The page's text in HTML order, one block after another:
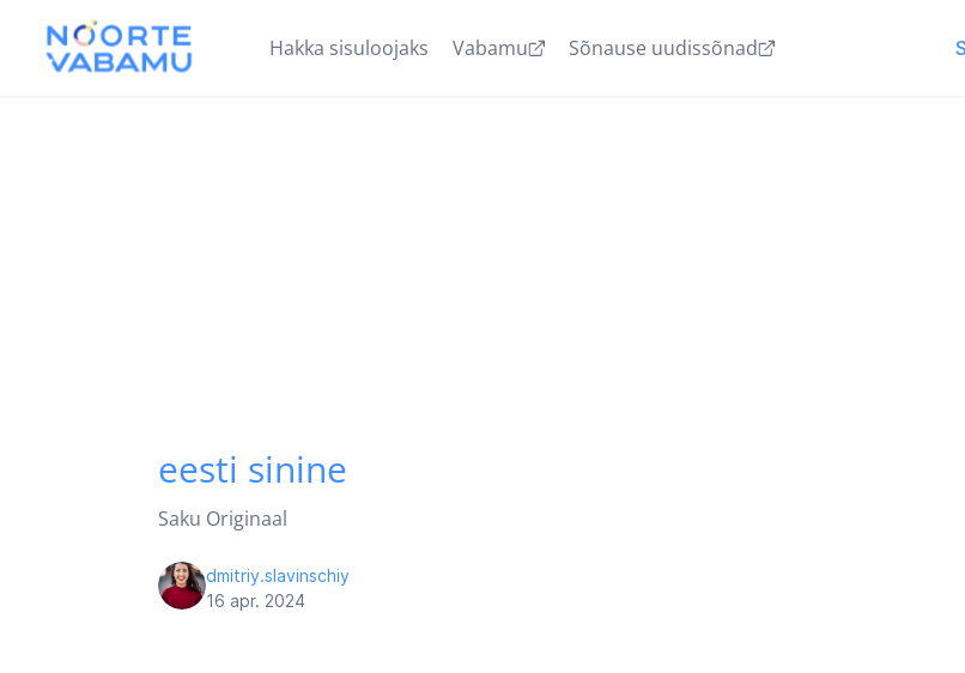
Hakka sisuloojaks Vabamu Sõnause uudissõnad
eesti sinine
Saku Originaal
dmitriy.slavinschiy
16 apr. 2024